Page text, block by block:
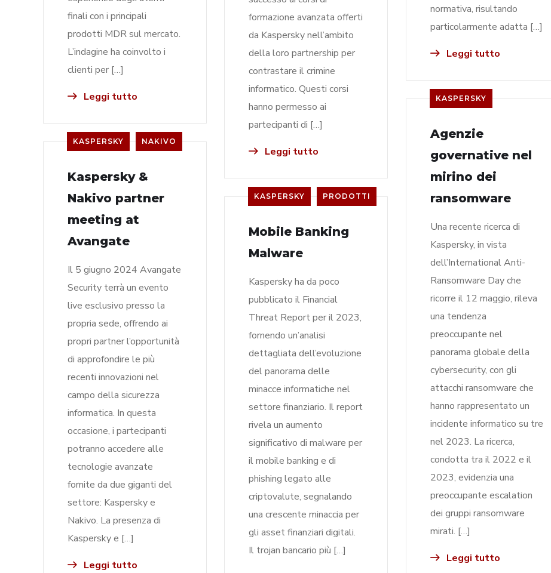
normativa, risultando
particolarmente adatta […]
Leggi tutto
finali con i principali
prodotti MDR sul mercato.
L’indagine ha coinvolto i
clienti per […]
Leggi tutto
formazione avanzata offerti
da Kaspersky nell’ambito
della loro partnership per
contrastare il crimine
informatico. Questi corsi
hanno permesso ai
partecipanti di […]
Leggi tutto
KASPERSKY
Agenzie
governative nel
mirino dei
ransomware
Una recente ricerca di
Kaspersky, in vista
dell’International Anti-
Ransomware Day che
ricorre il 12 maggio, rileva
una tendenza
preoccupante nel
panorama globale della
cybersecurity, con gli
attacchi ransomware che
hanno rappresentato un
incidente informatico su tre
nel 2023. La ricerca,
condotta tra il 2022 e il
2023, evidenzia una
preoccupante escalation
dei gruppi ransomware
mirati. […]
Leggi tutto
KASPERSKY NAKIVO
Kaspersky &
Nakivo partner
meeting at
Avangate
Il 5 giugno 2024 Avangate
Security terrà un evento
live esclusivo presso la
propria sede, offrendo ai
propri partner l’opportunità
di approfondire le più
recenti innovazioni nel
campo della sicurezza
informatica. In questa
occasione, i partecipanti
potranno accedere alle
tecnologie avanzate
fornite da due giganti del
settore: Kaspersky e
Nakivo. La presenza di
Kaspersky e […]
Leggi tutto
KASPERSKY PRODOTTI
Mobile Banking
Malware
Kaspersky ha da poco
pubblicato il Financial
Threat Report per il 2023,
fornendo un’analisi
dettagliata dell’evoluzione
del panorama delle
minacce informatiche nel
settore finanziario. Il report
rivela un aumento
significativo di malware per
il mobile banking e di
phishing legato alle
criptovalute, segnalando
una crescente minaccia per
gli asset finanziari digitali.
Il trojan bancario più […]